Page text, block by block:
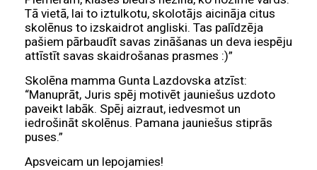
Tā vietā, lai to iztulkotu, skolotājs aicināja citus
skolēnus to izskaidrot angliski. Tas palīdzēja
pašiem pārbaudīt savas zināšanas un deva iespēju
attīstīt savas skaidrošanas prasmes :)”
Skolēna mamma Gunta Lazdovska atzīst:
“Manuprāt, Juris spēj motivēt jauniešus uzdoto
paveikt labāk. Spēj aizraut, iedvesmot un
iedrošināt skolēnus. Pamana jauniešus stiprās
puses.”
Apsveicam un lepojamies!